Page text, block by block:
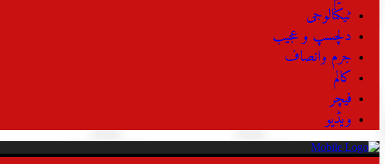
ٹیکنالوجی
دلچسپ و عجیب
جرم وانصاف
کالم
فیچر
ویڈیو